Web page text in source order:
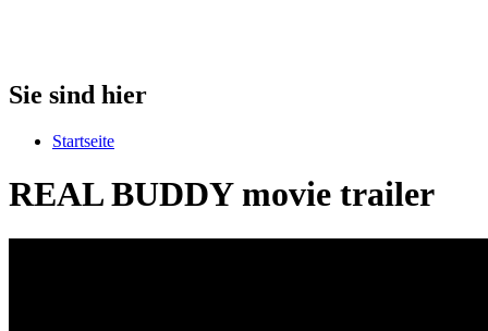
Sie sind hier
Startseite
REAL BUDDY movie trailer